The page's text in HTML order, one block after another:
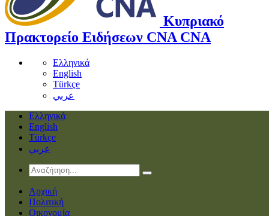
Κυπριακό
Πρακτορείο Ειδήσεων CNA CNA
Ελληνικά
English
Türkçe
عربي
Ελληνικά
English
Türkçe
عربي
Αρχική
Πολιτική
Οικονομία